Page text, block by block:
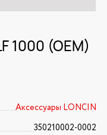
1000 (OEM)
Аксессуары LONCIN
350210002-0002